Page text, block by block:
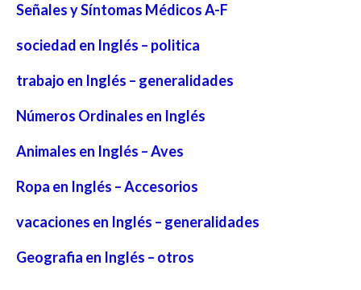
Señales y Síntomas Médicos A-F
sociedad en Inglés – politica
trabajo en Inglés – generalidades
Números Ordinales en Inglés
Animales en Inglés – Aves
Ropa en Inglés – Accesorios
vacaciones en Inglés – generalidades
Geografia en Inglés – otros